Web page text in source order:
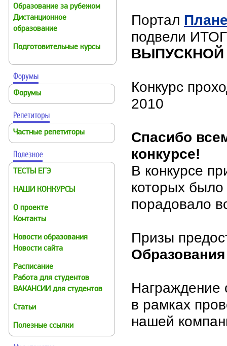
Образование за рубежом
Дистанционное
образование
Подготовительные курсы
Форумы
Частные репетиторы
ТЕСТЫ ЕГЭ
НАШИ КОНКУРСЫ
О проекте
Контакты
Новости образования
Новости сайта
Расписание
Работа для студентов
ВАКАНСИИ для студентов
Статьи
Полезные ссылки
Портал
подвели
ВЫПУСКНОЙ
Конкурс
2010
Спасибо
конкурсе!
В конкурсе
которых
порадовало
Призы
Образования
Награждение
в рамках
нашей